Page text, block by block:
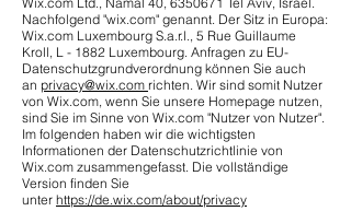
Nachfolgend "wix.com" genannt. Der Sitz in Europa:
Wix.com Luxembourg S.a.r.l., 5 Rue Guillaume
Kroll, L - 1882 Luxembourg. Anfragen zu EU-
Datenschutzgrundverordnung können Sie auch
an privacy@wix.com richten. Wir sind somit Nutzer
von Wix.com, wenn Sie unsere Homepage nutzen,
sind Sie im Sinne von Wix.com "Nutzer von Nutzer".
Im folgenden haben wir die wichtigsten
Informationen der Datenschutzrichtlinie von
Wix.com zusammengefasst. Die vollständige
Version finden Sie
unter https://de.wix.com/about/privacy